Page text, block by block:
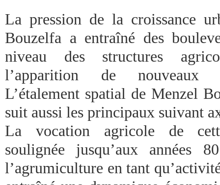
La pression de la croissance
Bouzelfa a entraîné des
niveau des structures
l’apparition de nouveaux
L’étalement spatial de Menzel
suit aussi les principaux suivant
La vocation agricole de
soulignée jusqu’aux années
l’agrumiculture en tant